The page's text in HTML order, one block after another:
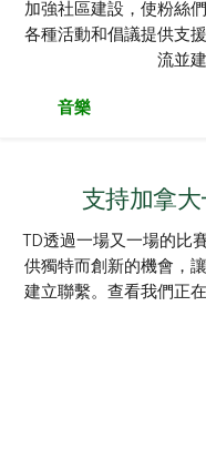
加強社區建設，使粉絲
各種活動和倡議提供支
流並
音樂
支持加拿
TD透過一場又一場的比
供獨特而創新的機會，
建立聯繫。查看我們正